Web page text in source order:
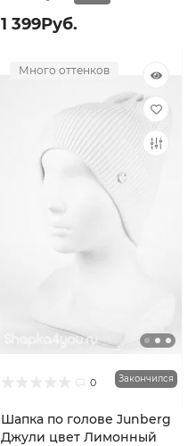
1 399Руб.
Много оттенков
0 Закончился
Шапка по голове Junberg
Джули цвет Лимонный